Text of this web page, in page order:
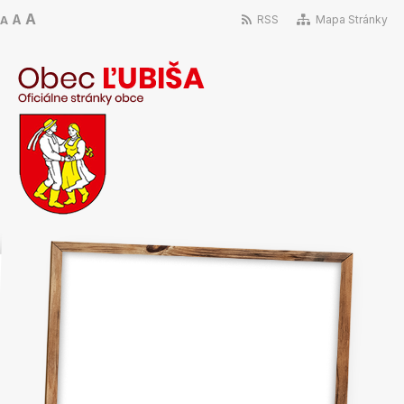
A A A RSS Mapa Stránky